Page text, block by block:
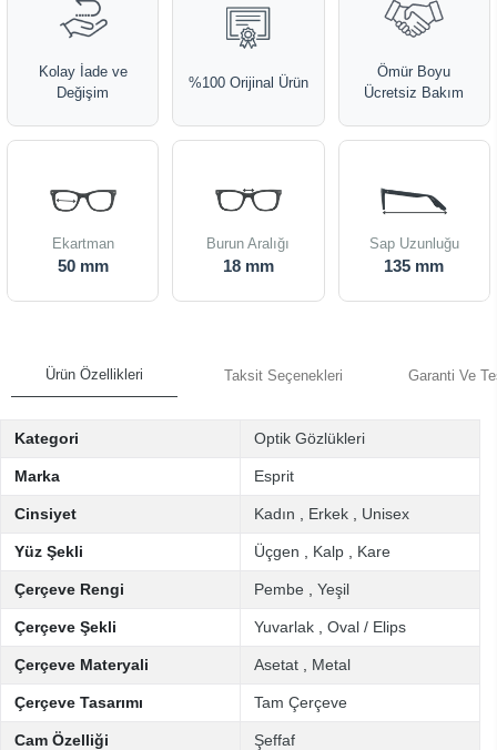
Kolay İade ve
Değişim
%100 Orijinal Ürün
Ömür Boyu
Ücretsiz Bakım
Ekartman
50 mm
Burun Aralığı
18 mm
Sap Uzunluğu
135 mm
Ürün Özellikleri Taksit Seçenekleri Garanti Ve
Kategori Optik Gözlükleri
Marka Esprit
Cinsiyet Kadın Erkek Unisex
Yüz Şekli Üçgen Kalp Kare
Çerçeve Rengi Pembe Yeşil
Çerçeve Şekli Yuvarlak Oval / Elips
Çerçeve Materyali Asetat Metal
Çerçeve Tasarımı Tam Çerçeve
Cam Özelliği Şeffaf